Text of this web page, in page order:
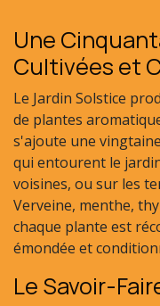
Une
Cultivées et
Le Jardin Solstice
de plantes
s'ajoute une
qui entourent le
voisines, ou sur les
Verveine, menthe,
chaque plante est
émondée et
Le Savoir-